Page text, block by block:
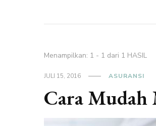
Menampilkan: 1 - 1 dari 1 HASIL
JULI 15, 2016 ASURANSI
Cara